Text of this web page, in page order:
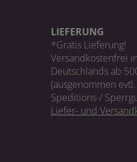
LIEFERUNG
*Gratis Lieferung!
Versandkostenfrei
Deutschlands ab
(ausgenommen
Speditions-/
Liefer- und